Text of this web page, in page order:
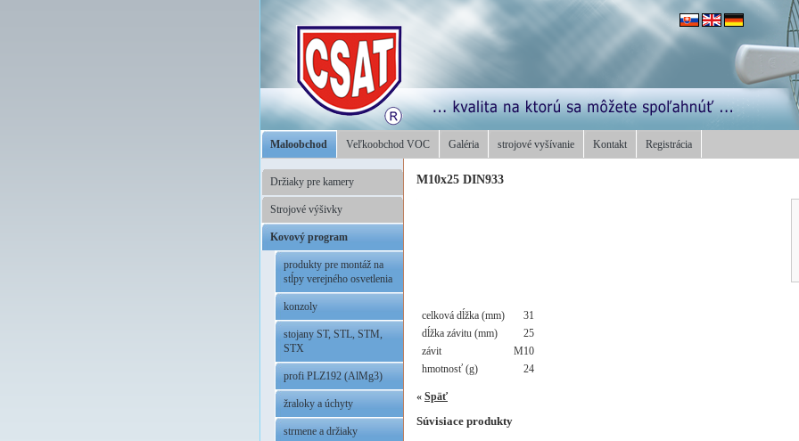
Maloobchod Veľkoobchod VOC Galéria strojové vyšívanie Kontakt Registrácia
Držiaky pre kamery
Strojové výšivky
Kovový program
produkty pre montáž na
stĺpy verejného osvetlenia
konzoly
stojany ST, STL, STM,
STX
profi PLZ192 (AlMg3)
žraloky a úchyty
strmene a držiaky
M10x25 DIN933
celková dĺžka (mm)
31
dĺžka závitu (mm)
25
závit
M10
hmotnosť (g)
24
« Späť
Súvisiace produkty